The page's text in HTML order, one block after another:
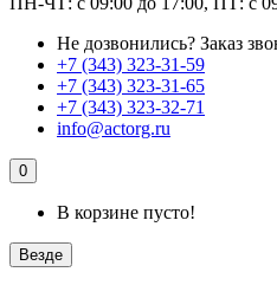
Не дозвонились? Заказ
+7 (343) 323-31-59
+7 (343) 323-31-65
+7 (343) 323-32-71
info@actorg.ru
0
В корзине пусто!
Везде